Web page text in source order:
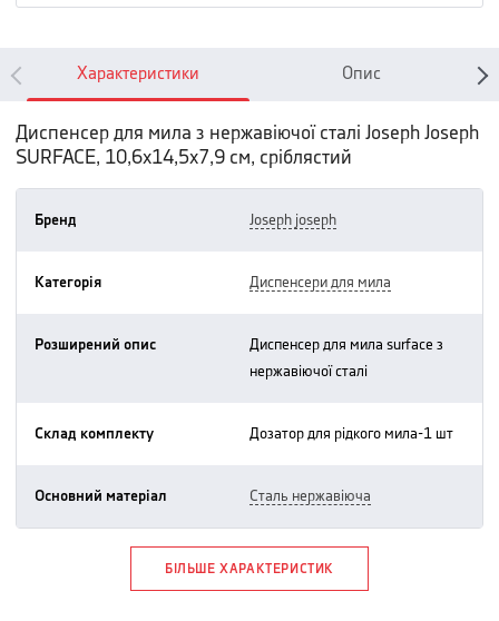
Характеристики Опис
Диспенсер для мила з нержавіючої сталі Joseph Joseph
SURFACE, 10,6х14,5х7,9 см, сріблястий
Бренд joseph joseph
Категорія диспенсери для мила
Розширений опис
диспенсер для мила surface з
нержавіючої сталі
Склад комплекту дозатор для рідкого мила-1 шт
Основний матеріал сталь нержавіюча
БІЛЬШЕ ХАРАКТЕРИСТИК